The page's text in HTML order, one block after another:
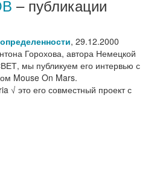
– публикации
, 29.12.2000
Горохова, автора Немецкой
мы публикуем его интервью с
Mouse On Mars.
√ это его совместный проект с